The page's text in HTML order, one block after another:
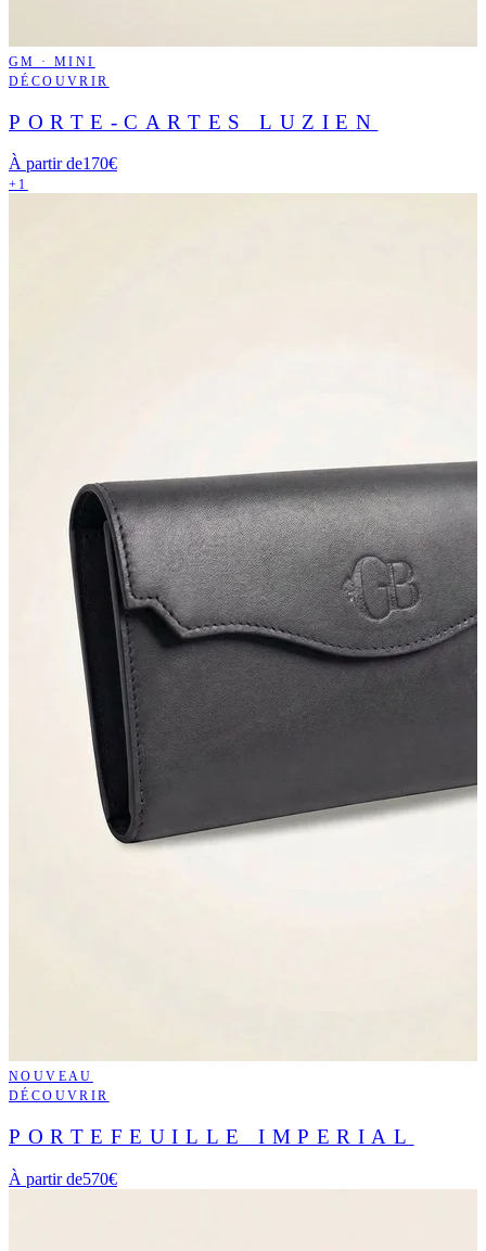
GM · MINI
DÉCOUVRIR
PORTE-CARTES LUZIEN
À partir de170€
+1
NOUVEAU
DÉCOUVRIR
PORTEFEUILLE IMPERIAL
À partir de570€